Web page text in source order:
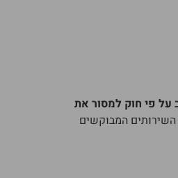
על פי חוק למסור את
המבוקשים